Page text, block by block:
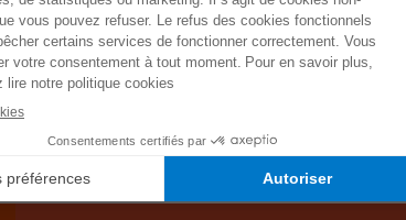
le lancement de l’intervention
International mène une intervention
notamment en proposant des séances de
de l’aide humanitaire dans des
les plus fragiles, c’est une de